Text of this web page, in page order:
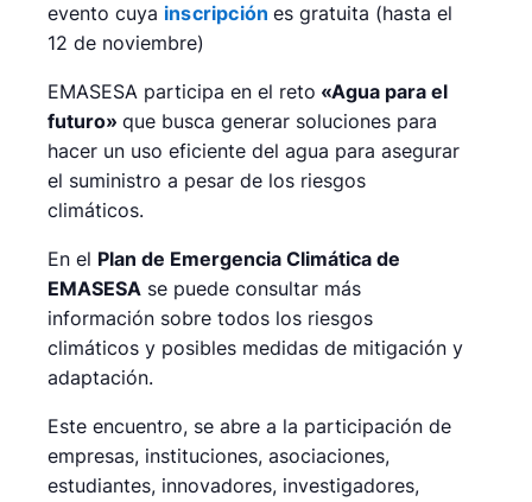
evento cuya inscripción es gratuita (hasta el
12 de noviembre)
EMASESA participa en el reto «Agua para el
futuro» que busca generar soluciones para
hacer un uso eficiente del agua para asegurar
el suministro a pesar de los riesgos
climáticos.
En el Plan de Emergencia Climática de
EMASESA se puede consultar más
información sobre todos los riesgos
climáticos y posibles medidas de mitigación y
adaptación.
Este encuentro, se abre a la participación de
empresas, instituciones, asociaciones,
estudiantes, innovadores, investigadores,